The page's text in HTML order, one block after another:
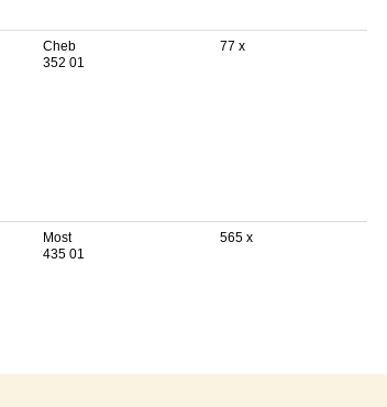
Cheb
352 01
77 x
Most
435 01
565 x